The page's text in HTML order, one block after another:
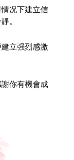
况下建立信
。
立强烈感激
你有機會成